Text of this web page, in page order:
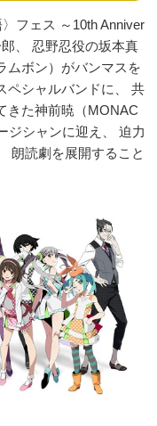
フェス ～10th Anniver
、 忍野忍役の坂本真
ムボン）がバンマスを
ペシャルバンドに、 共
きた神前暁（MONAC
ジシャンに迎え、 迫力
朗読劇を展開すること